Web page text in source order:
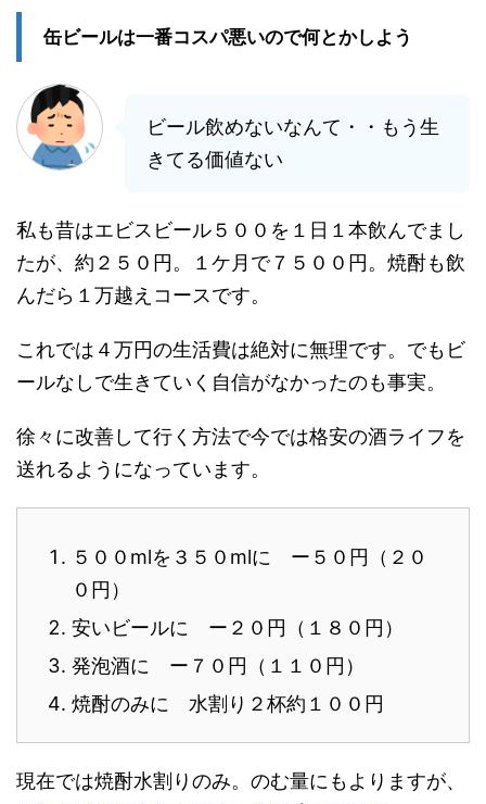
缶ビールは一番コスパ悪いので何とかしよう
ビール飲めないなんて・・もう生
きてる価値ない
私も昔はエビスビール５００を１日１本飲んでまし
たが、約２５０円。１ケ月で７５００円。焼酎も飲
んだら１万越えコースです。
これでは４万円の生活費は絶対に無理です。でもビ
ールなしで生きていく自信がなかったのも事実。
徐々に改善して行く方法で今では格安の酒ライフを
送れるようになっています。
５００mlを３５０mlに ー５０円（２０
０円）
安いビールに ー２０円（１８０円）
発泡酒に ー７０円（１１０円）
焼酎のみに 水割り２杯約１００円
現在では焼酎水割りのみ。のむ量にもよりますが、